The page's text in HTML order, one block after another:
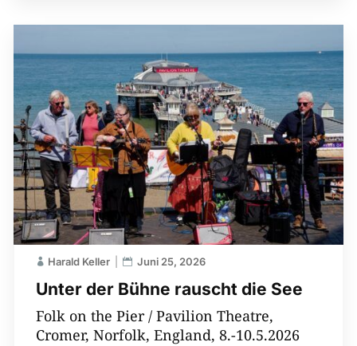
Unter der Bühne rauscht die See
Harald Keller Juni 25, 2026
Folk on the Pier / Pavilion Theatre,
Cromer, Norfolk, England, 8.-10.5.2026